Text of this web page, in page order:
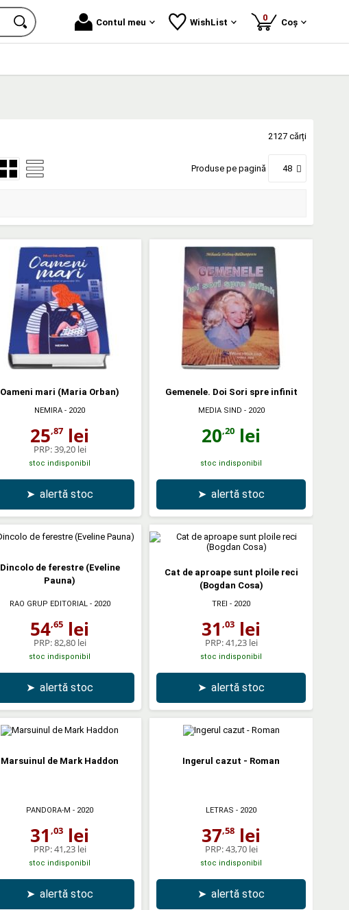
Contul meu WishList 0produse
Coș
2127 cărți
Produse pe pagină 48
Oameni mari (Maria Orban)
NEMIRA - 2020
25,87 lei
PRP:39,20 lei
stoc indisponibil
➤ alertă stoc
Gemenele. Doi Sori spre infinit
MEDIA SIND - 2020
20,20 lei
stoc indisponibil
➤ alertă stoc
Dincolo de ferestre (Eveline
Pauna)
RAO GRUP EDITORIAL- 2020
54,65 lei
PRP:82,80 lei
stoc indisponibil
➤ alertă stoc
Cat de aproape sunt ploile reci
(Bogdan Cosa)
TREI - 2020
31 ,03 lei
PRP:41,23 lei
stoc indisponibil
➤ alertă stoc
Marsuinul de Mark Haddon
PANDORA-M - 2020
31 ,03 lei
PRP:41,23 lei
stoc indisponibil
➤ alertă stoc
Ingerul cazut - Roman
LETRAS - 2020
37,58 lei
PRP:43,70 lei
stoc indisponibil
➤ alertă stoc